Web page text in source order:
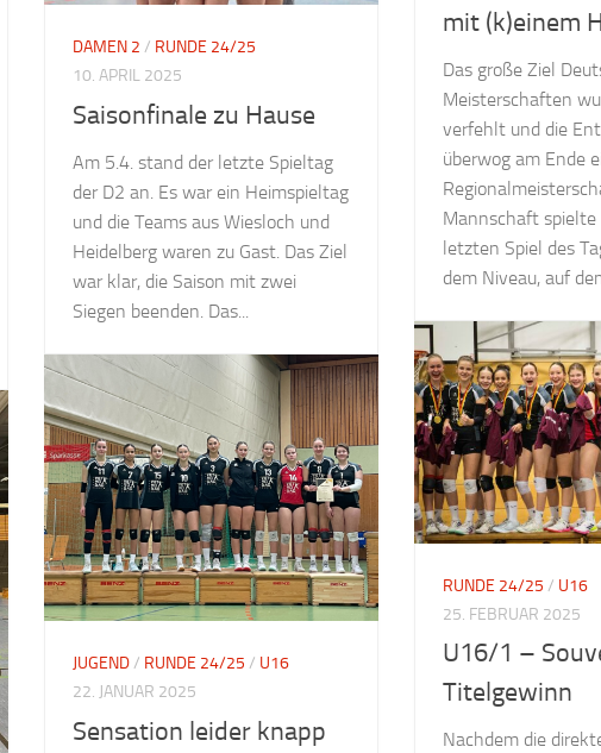
DAMEN 2 / RUNDE 24/25
10. APRIL 2025
Saisonfinale zu Hause
Am 5.4. stand der letzte Spieltag
der D2 an. Es war ein Heimspieltag
und die Teams aus Wiesloch und
Heidelberg waren zu Gast. Das Ziel
war klar, die Saison mit zwei
Siegen beenden. Das...
mit (k)einem
Das große Ziel
Meisterschaften
verfehlt und die
überwog am Ende
Mannschaft spielte
letzten Spiel des
dem Niveau, auf
RUNDE 24/25 / U16
25. FEBRUAR 2025
U16/1 –
Titelgewinn
Nachdem die
JUGEND/ RUNDE 24/25 / U16
22. JANUAR 2025
Sensation leider knapp